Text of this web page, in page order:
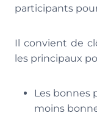
participants
Il convient de
les principaux
Les bonnes
moins